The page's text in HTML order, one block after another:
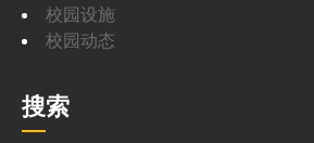
校园设施
校园动态
搜索